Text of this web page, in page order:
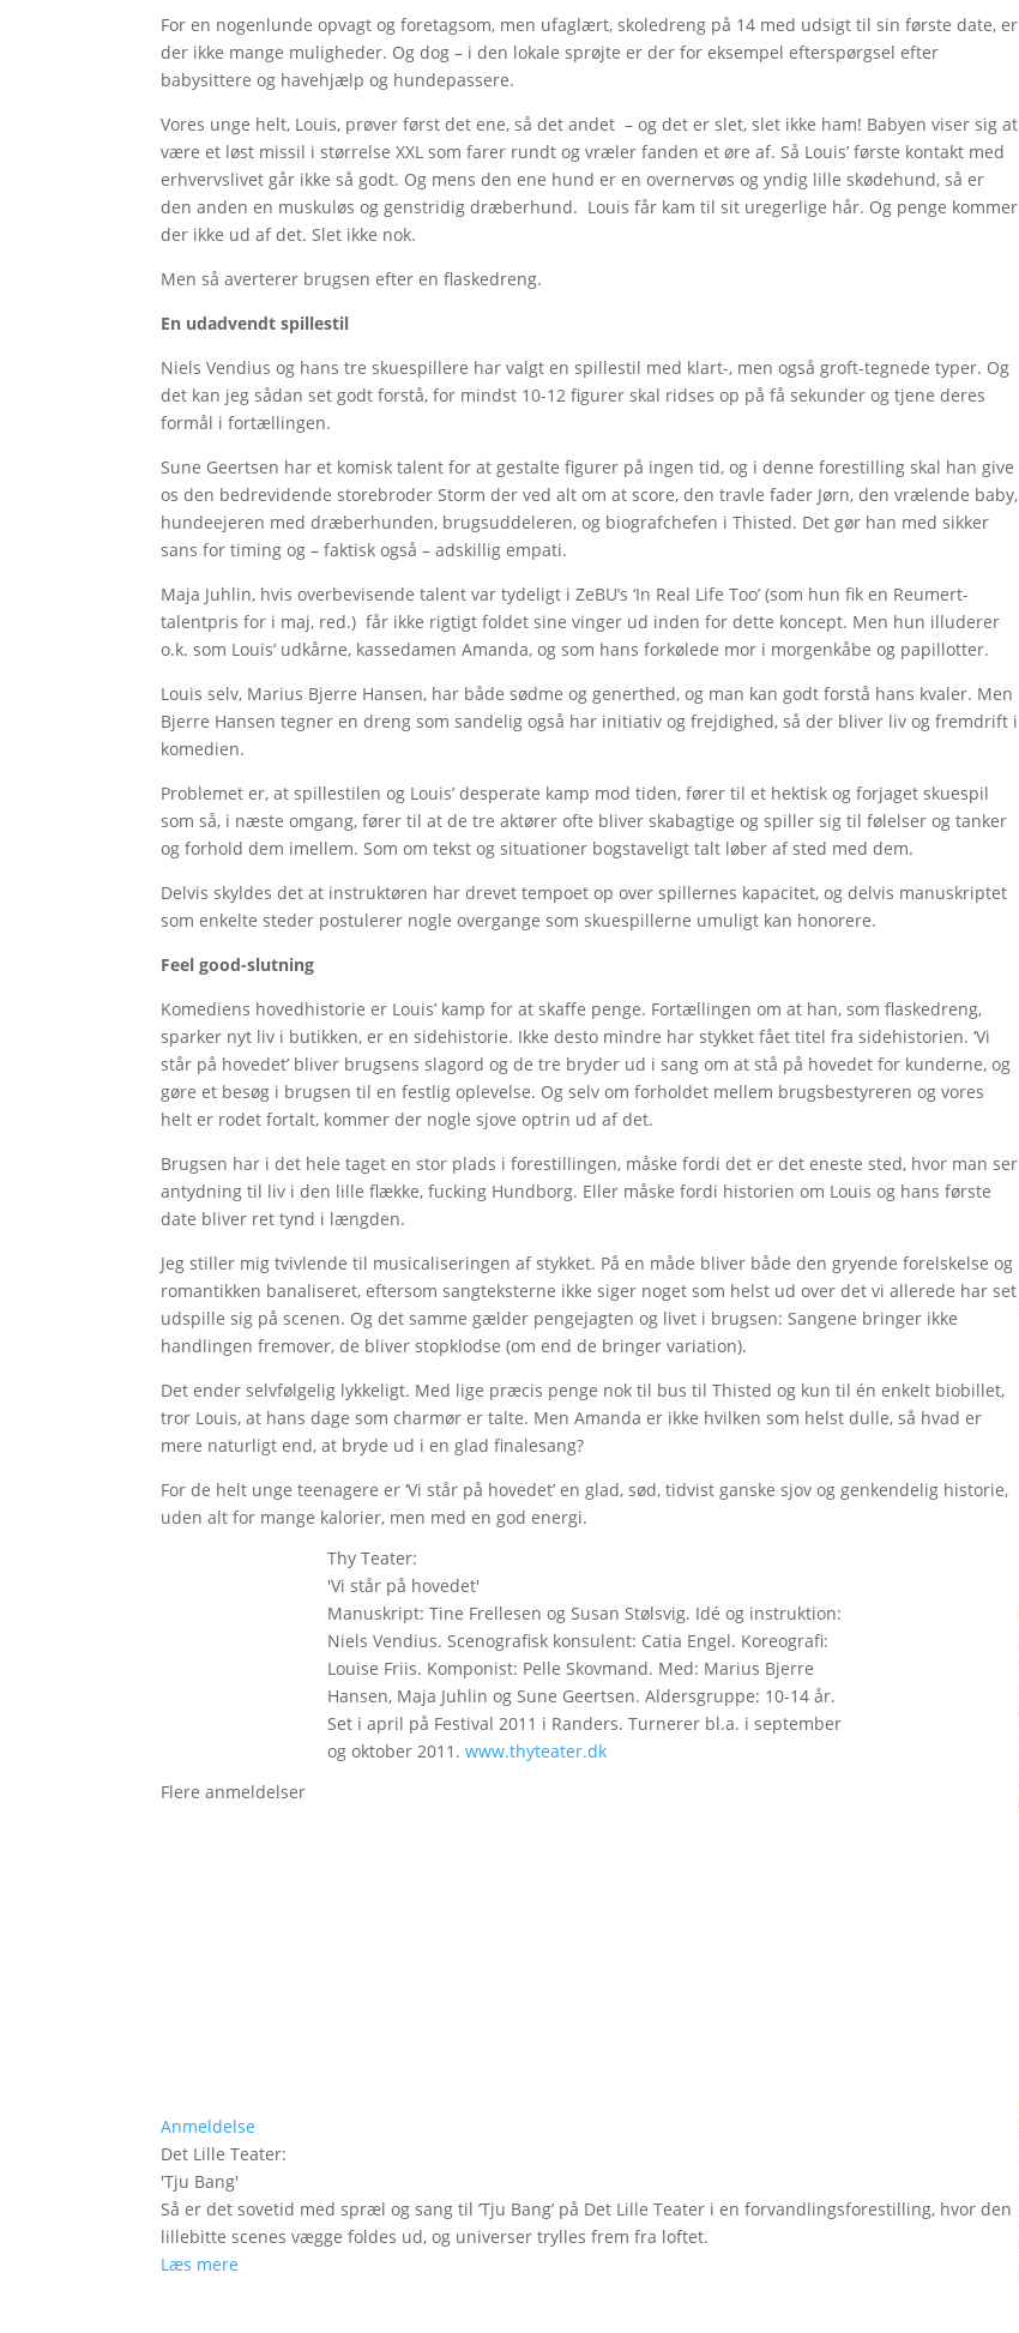
For en nogenlunde opvagt og foretagsom, men ufaglært, skoledreng på 14 med udsigt til sin første date, er
der ikke mange muligheder. Og dog – i den lokale sprøjte er der for eksempel efterspørgsel efter
babysittere og havehjælp og hundepassere.
Vores unge helt, Louis, prøver først det ene, så det andet – og det er slet, slet ikke ham! Babyen viser sig at
være et løst missil i størrelse XXL som farer rundt og vræler fanden et øre af. Så Louis’ første kontakt med
erhvervslivet går ikke så godt. Og mens den ene hund er en overnervøs og yndig lille skødehund, så er
den anden en muskuløs og genstridig dræberhund. Louis får kam til sit uregerlige hår. Og penge kommer
der ikke ud af det. Slet ikke nok.
Men så averterer brugsen efter en flaskedreng.
En udadvendt spillestil
Niels Vendius og hans tre skuespillere har valgt en spillestil med klart-, men også groft-tegnede typer. Og
det kan jeg sådan set godt forstå, for mindst 10-12 figurer skal ridses op på få sekunder og tjene deres
formål i fortællingen.
Sune Geertsen har et komisk talent for at gestalte figurer på ingen tid, og i denne forestilling skal han give
os den bedrevidende storebroder Storm der ved alt om at score, den travle fader Jørn, den vrælende baby,
hundeejeren med dræberhunden, brugsuddeleren, og biografchefen i Thisted. Det gør han med sikker
sans for timing og – faktisk også – adskillig empati.
Maja Juhlin, hvis overbevisende talent var tydeligt i ZeBU’s ‘In Real Life Too’ (som hun fik en Reumert-
talentpris for i maj, red.) får ikke rigtigt foldet sine vinger ud inden for dette koncept. Men hun illuderer
o.k. som Louis’ udkårne, kassedamen Amanda, og som hans forkølede mor i morgenkåbe og papillotter.
Louis selv, Marius Bjerre Hansen, har både sødme og generthed, og man kan godt forstå hans kvaler. Men
Bjerre Hansen tegner en dreng som sandelig også har initiativ og frejdighed, så der bliver liv og fremdrift i
komedien.
Problemet er, at spillestilen og Louis’ desperate kamp mod tiden, fører til et hektisk og forjaget skuespil
som så, i næste omgang, fører til at de tre aktører ofte bliver skabagtige og spiller sig til følelser og tanker
og forhold dem imellem. Som om tekst og situationer bogstaveligt talt løber af sted med dem.
Delvis skyldes det at instruktøren har drevet tempoet op over spillernes kapacitet, og delvis manuskriptet
som enkelte steder postulerer nogle overgange som skuespillerne umuligt kan honorere.
Feel good-slutning
Komediens hovedhistorie er Louis’ kamp for at skaffe penge. Fortællingen om at han, som flaskedreng,
sparker nyt liv i butikken, er en sidehistorie. Ikke desto mindre har stykket fået titel fra sidehistorien. ‘Vi
står på hovedet’ bliver brugsens slagord og de tre bryder ud i sang om at stå på hovedet for kunderne, og
gøre et besøg i brugsen til en festlig oplevelse. Og selv om forholdet mellem brugsbestyreren og vores
helt er rodet fortalt, kommer der nogle sjove optrin ud af det.
Brugsen har i det hele taget en stor plads i forestillingen, måske fordi det er det eneste sted, hvor man ser
antydning til liv i den lille flække, fucking Hundborg. Eller måske fordi historien om Louis og hans første
date bliver ret tynd i længden.
Jeg stiller mig tvivlende til musicaliseringen af stykket. På en måde bliver både den gryende forelskelse og
romantikken banaliseret, eftersom sangteksterne ikke siger noget som helst ud over det vi allerede har set
udspille sig på scenen. Og det samme gælder pengejagten og livet i brugsen: Sangene bringer ikke
handlingen fremover, de bliver stopklodse (om end de bringer variation).
Det ender selvfølgelig lykkeligt. Med lige præcis penge nok til bus til Thisted og kun til én enkelt biobillet,
tror Louis, at hans dage som charmør er talte. Men Amanda er ikke hvilken som helst dulle, så hvad er
mere naturligt end, at bryde ud i en glad finalesang?
For de helt unge teenagere er ‘Vi står på hovedet’ en glad, sød, tidvist ganske sjov og genkendelig historie,
uden alt for mange kalorier, men med en god energi.
Thy Teater:
'Vi står på hovedet'
Manuskript: Tine Frellesen og Susan Stølsvig. Idé og instruktion:
Niels Vendius. Scenografisk konsulent: Catia Engel. Koreografi:
Louise Friis. Komponist: Pelle Skovmand. Med: Marius Bjerre
Hansen, Maja Juhlin og Sune Geertsen. Aldersgruppe: 10-14 år.
Set i april på Festival 2011 i Randers. Turnerer bl.a. i september
og oktober 2011. www.thyteater.dk
Flere anmeldelser
Anmeldelse
Det Lille Teater:
'Tju Bang'
Så er det sovetid med spræl og sang til ’Tju Bang’ på Det Lille Teater i en forvandlingsforestilling, hvor den
lillebitte scenes vægge foldes ud, og universer trylles frem fra loftet.
Læs mere